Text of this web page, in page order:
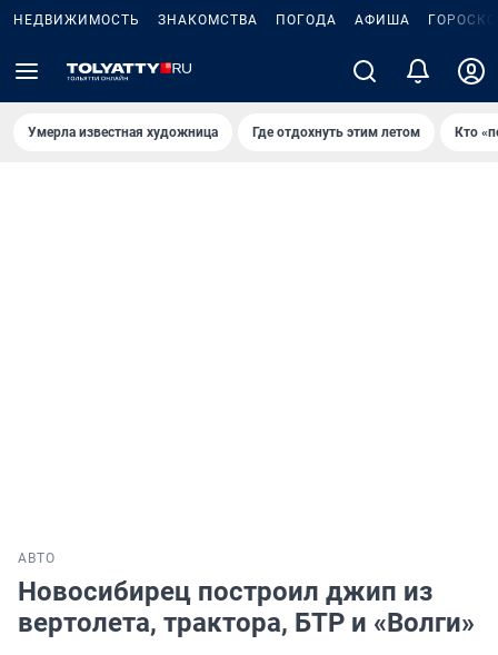
НЕДВИЖИМОСТЬ ЗНАКОМСТВА ПОГОДА АФИША
Умерла известная художница Где отдохнуть этим летом Кто
АВТО
Новосибирец построил джип из
вертолета, трактора, БТР и «Волги»